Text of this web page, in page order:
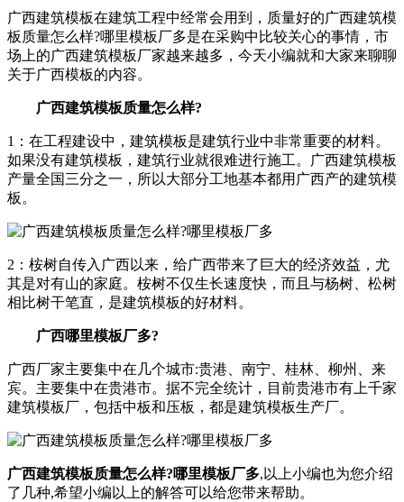
广西建筑模板在建筑工程中经常会用到，质量好的广西建筑模
板质量怎么样?哪里模板厂多是在采购中比较关心的事情，市
场上的广西建筑模板厂家越来越多，今天小编就和大家来聊聊
关于广西模板的内容。
广西建筑模板质量怎么样?
1：在工程建设中，建筑模板是建筑行业中非常重要的材料。
如果没有建筑模板，建筑行业就很难进行施工。广西建筑模板
产量全国三分之一，所以大部分工地基本都用广西产的建筑模
板。
2：桉树自传入广西以来，给广西带来了巨大的经济效益，尤
其是对有山的家庭。桉树不仅生长速度快，而且与杨树、松树
相比树干笔直，是建筑模板的好材料。
广西哪里模板厂多?
广西厂家主要集中在几个城市:贵港、南宁、桂林、柳州、来
宾。主要集中在贵港市。据不完全统计，目前贵港市有上千家
建筑模板厂，包括中板和压板，都是建筑模板生产厂。
广西建筑模板质量怎么样?哪里模板厂多,以上小编也为您介绍
了几种,希望小编以上的解答可以给您带来帮助。